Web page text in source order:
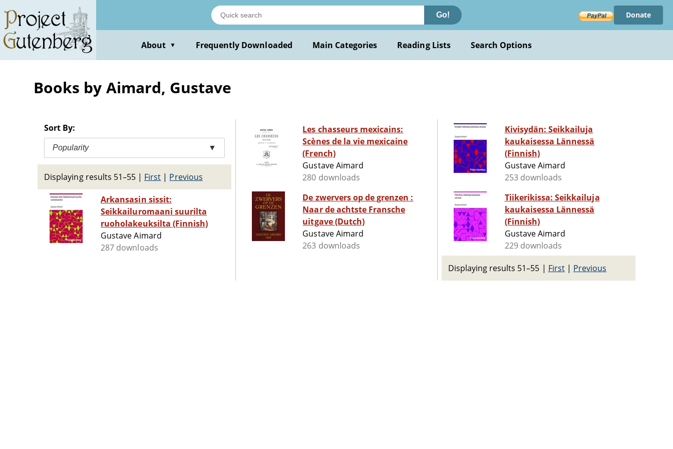
main
content
Go! Donate
About ▼ Frequently Downloaded Main Categories Reading Lists Search Options
Books by Aimard, Gustave
Sort By:
Popularity ▼
Displaying results 51–55 | First | Previous
Arkansasin sissit:
Seikkailuromaani suurilta
ruoholakeuksilta (Finnish)
Gustave Aimard
287 downloads
Les chasseurs mexicains:
Scènes de la vie mexicaine
(French)
Gustave Aimard
280 downloads
De zwervers op de grenzen :
Naar de achtste Fransche
uitgave (Dutch)
Gustave Aimard
263 downloads
Kivisydän: Seikkailuja
kaukaisessa Lännessä
(Finnish)
Gustave Aimard
253 downloads
Tiikerikissa: Seikkailuja
kaukaisessa Lännessä
(Finnish)
Gustave Aimard
229 downloads
Displaying results 51–55 | First| Previous